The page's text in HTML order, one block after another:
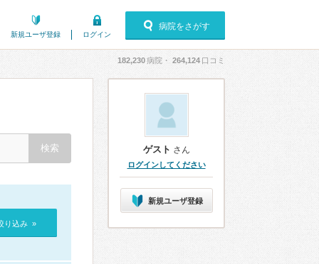
新規ユーザ登録 ログイン
病院をさがす
182,230病院・ 264,124 口コミ
り込み »
ゲスト さん
ログインしてください
新規ユーザ登録